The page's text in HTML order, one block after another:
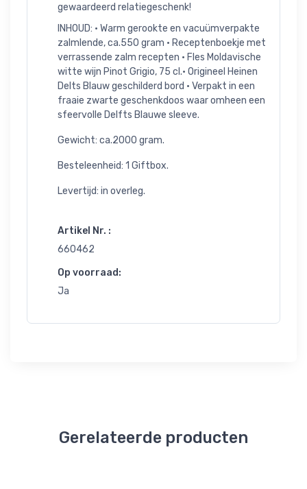
gewaardeerd relatiegeschenk!
INHOUD: • Warm gerookte en vacuümverpakte
zalmlende, ca.550 gram • Receptenboekje met
verrassende zalm recepten • Fles Moldavische
witte wijn Pinot Grigio, 75 cl.• Origineel Heinen
Delts Blauw geschilderd bord • Verpakt in een
fraaie zwarte geschenkdoos waar omheen een
sfeervolle Delfts Blauwe sleeve.
Gewicht: ca.2000 gram.
Besteleenheid: 1 Giftbox.
Levertijd: in overleg.
Artikel Nr. :
660462
Op voorraad:
Ja
Gerelateerde producten